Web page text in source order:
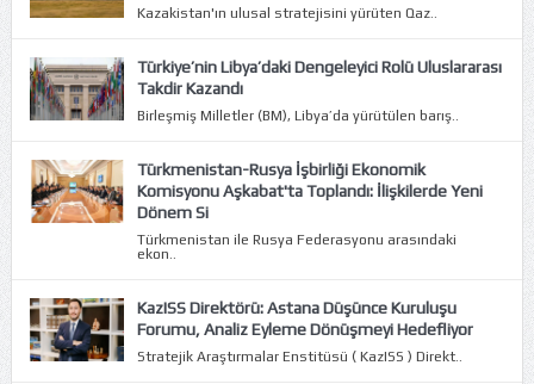
Kazakistan'ın ulusal stratejisini yürüten Qaz..
Türkiye’nin Libya’daki Dengeleyici Rolü Uluslararası
Takdir Kazandı
Birleşmiş Milletler (BM), Libya’da yürütülen barış..
Türkmenistan-Rusya İşbirliği Ekonomik
Komisyonu Aşkabat'ta Toplandı: İlişkilerde Yeni
Dönem Si
Türkmenistan ile Rusya Federasyonu arasındaki
ekon..
KazISS Direktörü: Astana Düşünce Kuruluşu
Forumu, Analiz Eyleme Dönüşmeyi Hedefliyor
Stratejik Araştırmalar Enstitüsü ( KazISS ) Direkt..